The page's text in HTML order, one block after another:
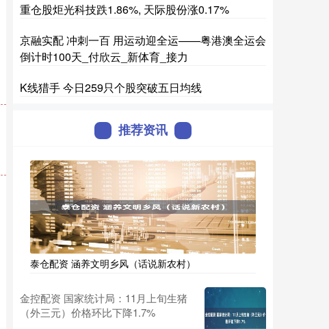
重仓股炬光科技跌1.86%, 天际股份涨0.17%
京融实配 冲刺一百 用运动迎全运——粤港澳全运会
倒计时100天_付欣云_新体育_接力
K线猎手 今日259只个股突破五日均线
推荐资讯
泰仓配资 涵养文明乡风（话说新农村）
金控配资 国家统计局：11月上旬生猪
（外三元）价格环比下降1.7%